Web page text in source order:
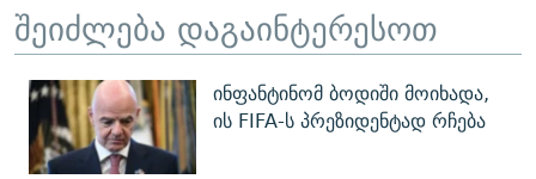
შეიძლება დაგაინტერესოთ
ინფანტინომ ბოდიში მოიხადა,
ის FIFA-ს პრეზიდენტად რჩება